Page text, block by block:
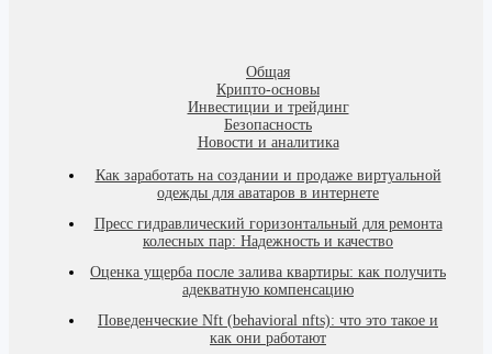
Общая
Крипто-основы
Инвестиции и трейдинг
Безопасность
Новости и аналитика
Как заработать на создании и продаже виртуальной
одежды для аватаров в интернете
Пресс гидравлический горизонтальный для ремонта
колесных пар: Надежность и качество
Оценка ущерба после залива квартиры: как получить
адекватную компенсацию
Поведенческие Nft (behavioral nfts): что это такое и
как они работают